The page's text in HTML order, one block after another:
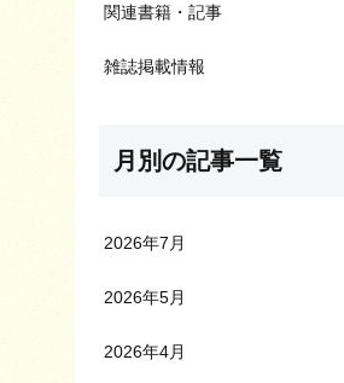
関連書籍・記事
雑誌掲載情報
月別の記事一覧
2026年7月
2026年5月
2026年4月